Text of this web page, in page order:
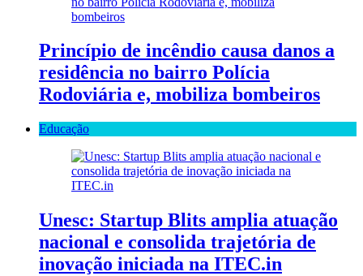
Princípio de incêndio causa danos a
residência no bairro Polícia
Rodoviária e, mobiliza bombeiros
Educação
Unesc: Startup Blits amplia atuação
nacional e consolida trajetória de
inovação iniciada na ITEC.in